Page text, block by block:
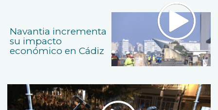
Navantia incrementa
su impacto
económico en Cádiz